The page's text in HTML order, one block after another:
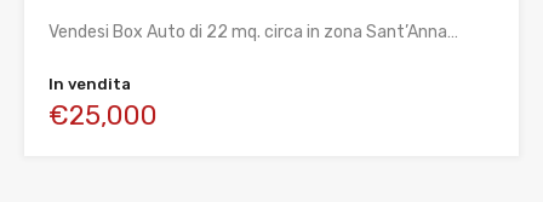
Vendesi Box Auto di 22 mq. circa in zona Sant’Anna…
In vendita
€25,000